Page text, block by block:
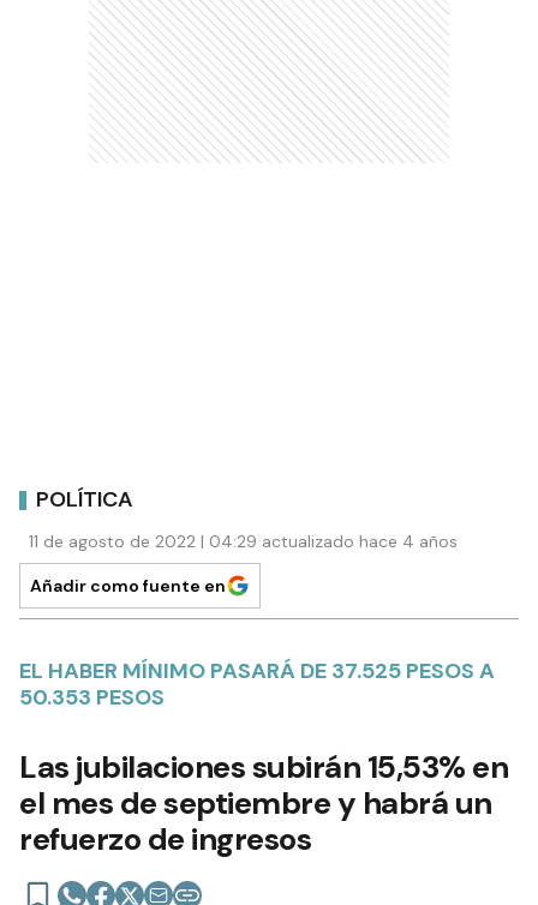
POLÍTICA
11 de agosto de 2022 | 04:29 actualizado hace 4 años
Añadir como fuente en
EL HABER MÍNIMO PASARÁ DE 37.525 PESOS A
50.353 PESOS
Las jubilaciones subirán 15,53% en
el mes de septiembre y habrá un
refuerzo de ingresos